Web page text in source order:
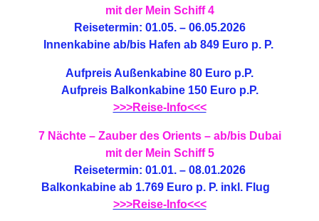
mit der Mein Schiff 4
Reisetermin: 01.05. – 06.05.2026
Innenkabine ab/bis Hafen ab 849 Euro p. P.
Aufpreis Außenkabine 80 Euro p.P.
Aufpreis Balkonkabine 150 Euro p.P.
>>>Reise-Info<<<
7 Nächte – Zauber des Orients – ab/bis Dubai
mit der Mein Schiff 5
Reisetermin: 01.01. – 08.01.2026
Balkonkabine ab 1.769 Euro p. P. inkl. Flug
>>>Reise-Info<<<